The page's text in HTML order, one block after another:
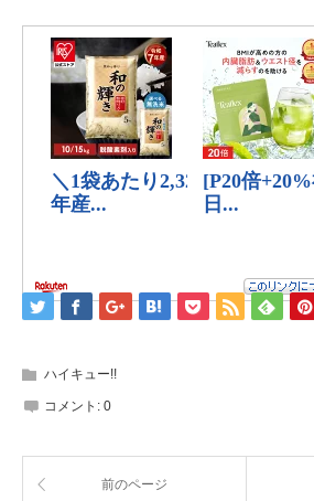
ハイキュー!!
コメント: 0
前のページ